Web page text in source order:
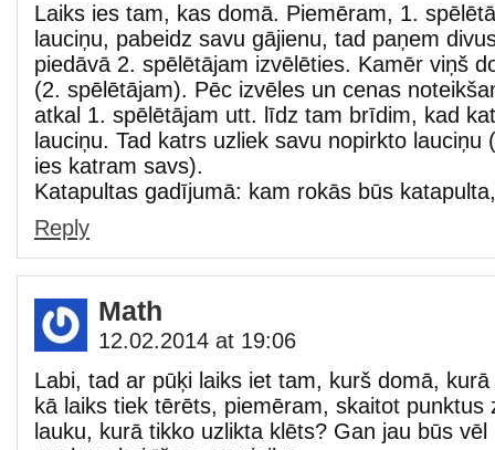
Laiks ies tam, kas domā. Piemēram, 1.
lauciņu, pabeidz savu gājienu, tad paņem
piedāvā 2. spēlētājam izvēlēties. Kamēr viņš
(2. spēlētājam). Pēc izvēles un cenas
atkal 1. spēlētājam utt. līdz tam brīdim, kad
lauciņu. Tad katrs uzliek savu nopirkto lauciņu
ies katram savs).
Katapultas gadījumā: kam rokās būs
Reply
Math
12.02.2014 at 19:06
Labi, tad ar pūķi laiks iet tam, kurš domā,
kā laiks tiek tērēts, piemēram, skaitot punktus
lauku, kurā tikko uzlikta klēts? Gan jau būs